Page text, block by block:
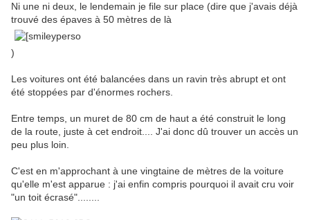
Ni une ni deux, le lendemain je file sur place (dire que j'avais déjà
trouvé des épaves à 50 mètres de là
)
Les voitures ont été balancées dans un ravin très abrupt et ont
été stoppées par d'énormes rochers.
Entre temps, un muret de 80 cm de haut a été construit le long
de la route, juste à cet endroit.... J'ai donc dû trouver un accès un
peu plus loin.
C'est en m'approchant à une vingtaine de mètres de la voiture
qu'elle m'est apparue : j'ai enfin compris pourquoi il avait cru voir
"un toit écrasé"........